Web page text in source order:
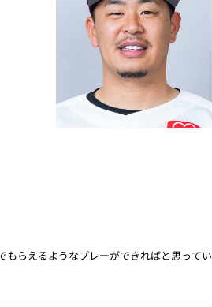
らえるようなプレーができればと思ってい